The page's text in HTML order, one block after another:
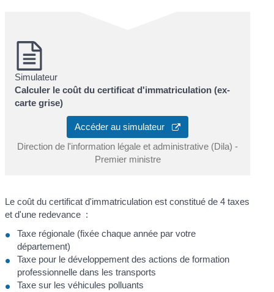
Simulateur
Calculer le coût du certificat d'immatriculation (ex-
carte grise)
Accéder au simulateur
Direction de l'information légale et administrative (Dila) -
Premier ministre
Le coût du certificat d'immatriculation est constitué de 4 taxes
et d'une redevance :
Taxe régionale (fixée chaque année par votre
département)
Taxe pour le développement des actions de formation
professionnelle dans les transports
Taxe sur les véhicules polluants